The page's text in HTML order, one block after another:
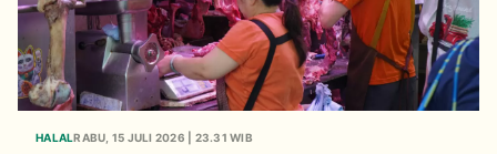
HALALRABU, 15 JULI 2026 | 23.31 WIB